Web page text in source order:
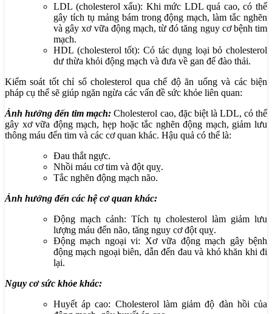
LDL (cholesterol xấu): Khi mức LDL quá cao, có thể
gây tích tụ mảng bám trong động mạch, làm tắc nghẽn
và gây xơ vữa động mạch, từ đó tăng nguy cơ bệnh tim
mạch.
HDL (cholesterol tốt): Có tác dụng loại bỏ cholesterol
dư thừa khỏi động mạch và đưa về gan để đào thải.
Kiểm soát tốt chỉ số cholesterol qua chế độ ăn uống và các biện
pháp cụ thể sẽ giúp ngăn ngừa các vấn đề sức khỏe liên quan:
Ảnh hưởng đến tim mạch: Cholesterol cao, đặc biệt là LDL, có thể
gây xơ vữa động mạch, hẹp hoặc tắc nghẽn động mạch, giảm lưu
thông máu đến tim và các cơ quan khác. Hậu quả có thể là:
Đau thắt ngực.
Nhồi máu cơ tim và đột quỵ.
Tắc nghẽn động mạch não.
Ảnh hưởng đến các hệ cơ quan khác:
Động mạch cảnh: Tích tụ cholesterol làm giảm lưu
lượng máu đến não, tăng nguy cơ đột quỵ.
Động mạch ngoại vi: Xơ vữa động mạch gây bệnh
động mạch ngoại biên, dẫn đến đau và khó khăn khi đi
lại.
Nguy cơ sức khỏe khác:
Huyết áp cao: Cholesterol làm giảm độ đàn hồi của